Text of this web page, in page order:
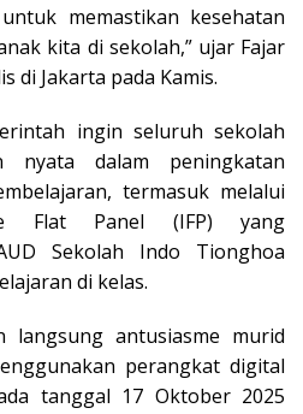
memastikan kesehatan
kita di sekolah,” ujar Fajar
di Jakarta pada Kamis.
ingin seluruh sekolah
nyata dalam peningkatan
termasuk melalui
Flat Panel (IFP) yang
Sekolah Indo Tionghoa
di kelas.
langsung antusiasme murid
perangkat digital
tanggal 17 Oktober 2025